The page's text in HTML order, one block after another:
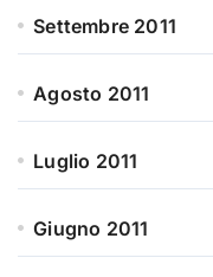
Settembre 2011
Agosto 2011
Luglio 2011
Giugno 2011